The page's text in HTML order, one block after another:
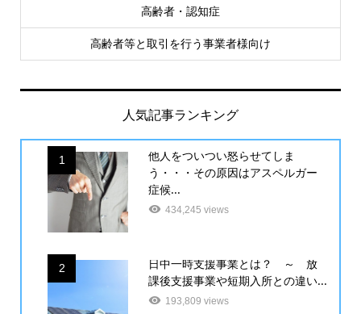
高齢者・認知症
高齢者等と取引を行う事業者様向け
人気記事ランキング
1
他人をついつい怒らせてしま
う・・・その原因はアスペルガー
症候...
434,245 views
2
日中一時支援事業とは？ ～ 放
課後支援事業や短期入所との違い...
193,809 views